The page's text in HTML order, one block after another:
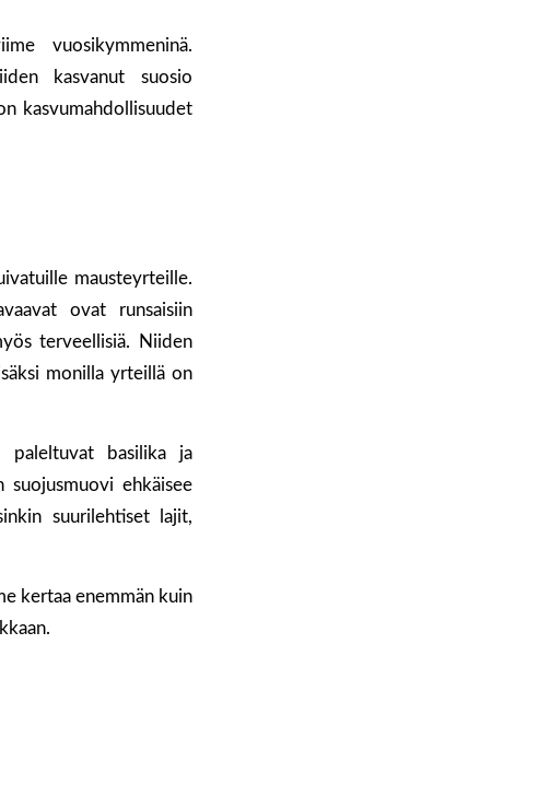
vuosikymmeninä.
kasvanut suosio
kasvumahdollisuudet
mausteyrteille.
ovat runsaisiin
terveellisiä. Niiden
monilla yrteillä on
paleltuvat basilika ja
suojusmuovi ehkäisee
suurilehtiset lajit,
kertaa enemmän kuin